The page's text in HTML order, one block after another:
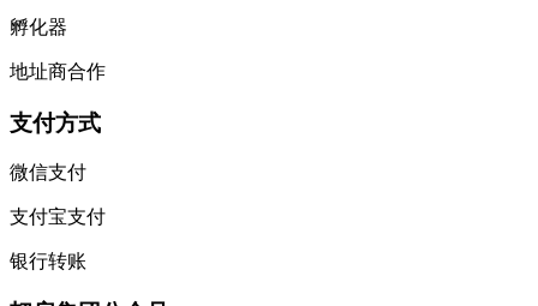
孵化器
地址商合作
支付方式
微信支付
支付宝支付
银行转账